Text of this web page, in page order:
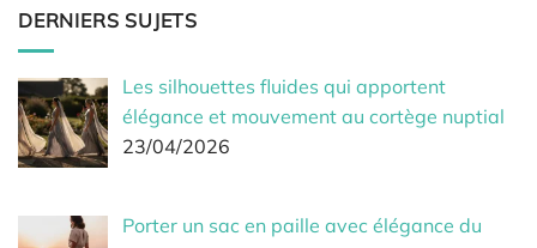
DERNIERS SUJETS
Les silhouettes fluides qui apportent
élégance et mouvement au cortège nuptial
23/04/2026
Porter un sac en paille avec élégance du